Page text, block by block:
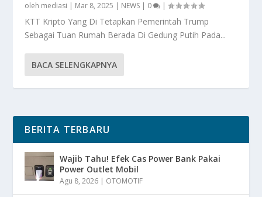
oleh mediasi | Mar 8, 2025 | NEWS | 0 |
KTT Kripto Yang Di Tetapkan Pemerintah Trump
Sebagai Tuan Rumah Berada Di Gedung Putih Pada...
BACA SELENGKAPNYA
BERITA TERBARU
Wajib Tahu! Efek Cas Power Bank Pakai
Power Outlet Mobil
Agu 8, 2026 | OTOMOTIF